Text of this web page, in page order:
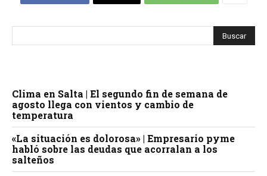
Clima en Salta | El segundo fin de semana de
agosto llega con vientos y cambio de
temperatura
«La situación es dolorosa» | Empresario pyme
habló sobre las deudas que acorralan a los
salteños